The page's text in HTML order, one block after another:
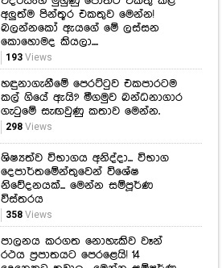
ටික ඔයාලත් දැක්කද? බලන්නකෝ
ඇයගේ මේ ලස්සන කොහොමද
කියලා....
181Views
කවුරුත් ආදරය කරන පියුමාලි
එදිරිසිංහ මුහුණු පොතට එකතු කළ
අලුත්ම පින්තූර එකතුව මෙන්න!
බලන්නකෝ ඇයගේ මේ ලස්සන
කොහොමද කියලා....
හඳුනාගැනීමේ පෙරට්ටුව එකපාරටම
කල් ගියේ ඇයි? මීගමුව බන්ධනාගාර
ගැටුමේ සැඟවුණු කතාව මෙන්න.
298Views
ශිෂ්‍යත්ව විභාගය අනිද්දා... විභාග
දෙපාර්තමේන්තුවෙන් විශේෂ